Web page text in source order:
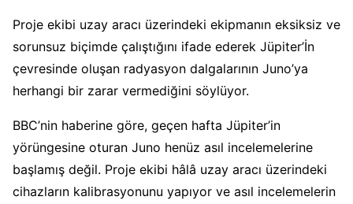
Proje ekibi uzay aracı üzerindeki ekipmanın eksiksiz ve
sorunsuz biçimde çalıştığını ifade ederek Jüpiter’İn
çevresinde oluşan radyasyon dalgalarının Juno’ya
herhangi bir zarar vermediğini söylüyor.
BBC’nin haberine göre, geçen hafta Jüpiter’in
yörüngesine oturan Juno henüz asıl incelemelerine
başlamış değil. Proje ekibi hâlâ uzay aracı üzerindeki
cihazların kalibrasyonunu yapıyor ve asıl incelemelerin